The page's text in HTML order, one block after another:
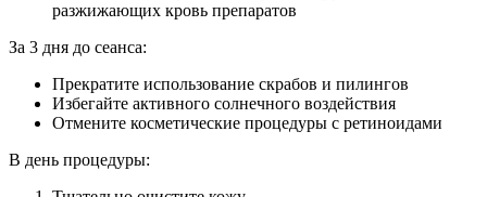
разжижающих кровь препаратов
За 3 дня до сеанса:
Прекратите использование скрабов и пилингов
Избегайте активного солнечного воздействия
Отмените косметические процедуры с ретиноидами
В день процедуры: